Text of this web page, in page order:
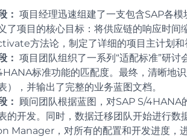
： 项目经理迅速组建了一支包含SAP各模
了项目的核心目标：将供应链的响应时
方法论，制定了详细的项目主计划和
： 项目团队组织了一系列“适配标准”研
标准功能的匹配度。最终，清晰地
），并输出了完整的业务蓝图文档。
： 顾问团队根据蓝图，对SAP S/4HANA
的开发。同时，数据迁移团队开始进行
Manager，对所有的配置和开发进度，进